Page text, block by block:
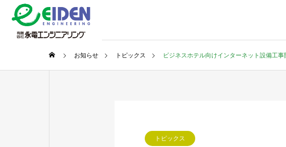
お知らせ トピックス ビジネスホテル向けインターネット設備工事
トピックス